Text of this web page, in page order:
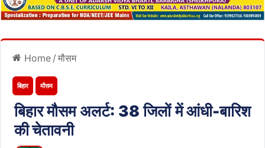
Home / मौसम
बिहार मौसम
बिहार मौसम अलर्ट: 38 जिलों में आंधी-बारिश
की चेतावनी